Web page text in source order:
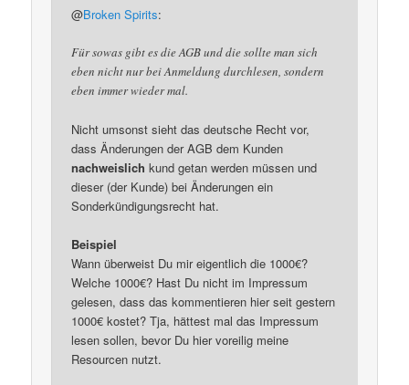
@Broken Spirits:
Für sowas gibt es die AGB und die sollte man sich
eben nicht nur bei Anmeldung durchlesen, sondern
eben immer wieder mal.
Nicht umsonst sieht das deutsche Recht vor,
dass Änderungen der AGB dem Kunden
nachweislich kund getan werden müssen und
dieser (der Kunde) bei Änderungen ein
Sonderkündigungsrecht hat.
Beispiel
Wann überweist Du mir eigentlich die 1000€?
Welche 1000€? Hast Du nicht im Impressum
gelesen, dass das kommentieren hier seit gestern
1000€ kostet? Tja, hättest mal das Impressum
lesen sollen, bevor Du hier voreilig meine
Resourcen nutzt.